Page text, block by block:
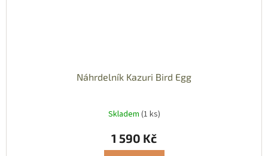
Náhrdelník Kazuri Bird Egg
Skladem (1 ks)
1 590 Kč